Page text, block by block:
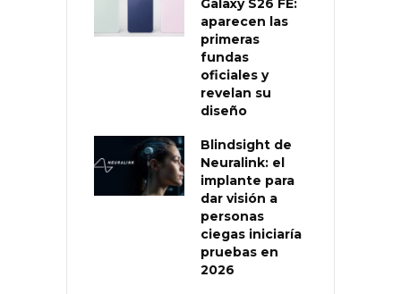
Galaxy S26 FE:
aparecen las
primeras
fundas
oficiales y
revelan su
diseño
Blindsight de
Neuralink: el
implante para
dar visión a
personas
ciegas iniciaría
pruebas en
2026